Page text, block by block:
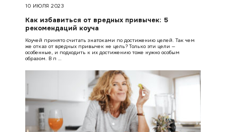
10 ИЮЛЯ 2023
Как избавиться от вредных привычек: 5
рекомендаций коуча
Коучей принято считать знатоками по достижению целей. Так чем
же отказ от вредных привычек не цель? Только эти цели —
особенные, и подходить к их достижению тоже нужно особым
образом. В п …